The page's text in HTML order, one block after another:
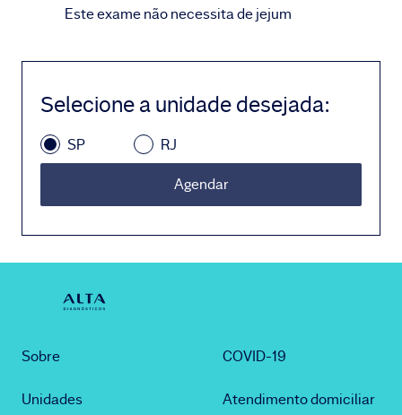
Este exame não necessita de jejum
Selecione a unidade desejada:
SP RJ
Agendar
Sobre
Unidades
COVID-19
Atendimento domiciliar